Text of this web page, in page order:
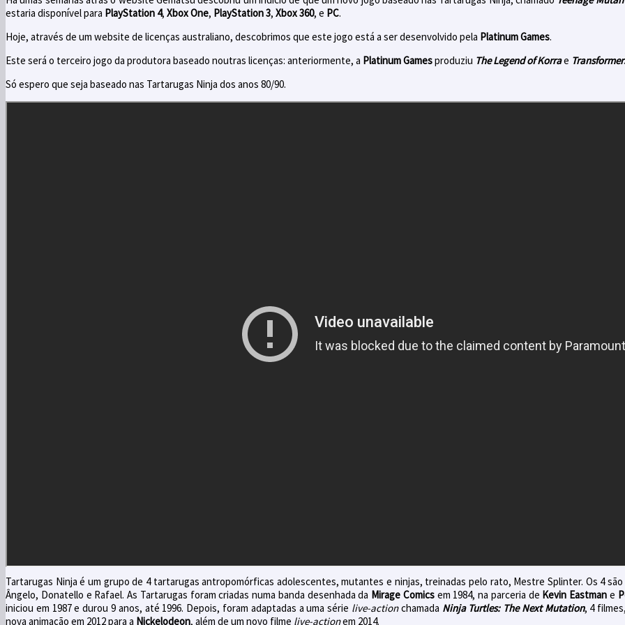
estaria disponível para PlayStation 4, Xbox One, PlayStation 3, Xbox 360, e PC.
Hoje, através de um website de licenças australiano, descobrimos que este jogo está a ser desenvolvido pela Platinum Games.
Este será o terceiro jogo da produtora baseado noutras licenças: anteriormente, a Platinum Gamesproduziu The Legend of Korrae
Só espero que seja baseado nas Tartarugas Ninja dos anos 80/90.
Tartarugas Ninja é um grupo de 4 tartarugas antropomórficas adolescentes, mutantes e ninjas, treinadas pelo rato, Mestre Splinter. Os 4
Ângelo, Donatello e Rafael. As Tartarugas foram criadas numa banda desenhada da Mirage Comicsem 1984, na parceria de Kevin Eastman e
iniciou em 1987 e durou 9 anos, até 1996. Depois, foram adaptadas a uma série live-actionchamada Ninja Turtles: The Next Mutation, 4
nova animação em 2012 para a Nickelodeon, além de um novo filme live-actionem 2014.